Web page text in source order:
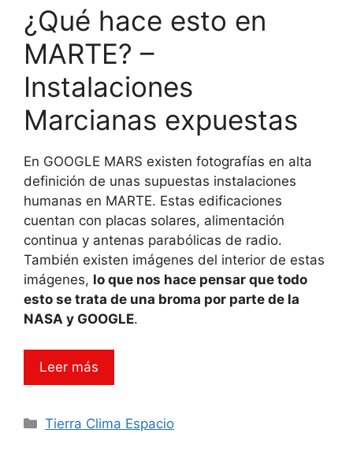
¿Qué hace esto en
MARTE? –
Instalaciones
Marcianas expuestas
En GOOGLE MARS existen fotografías en alta
definición de unas supuestas instalaciones
humanas en MARTE. Estas edificaciones
cuentan con placas solares, alimentación
continua y antenas parabólicas de radio.
También existen imágenes del interior de estas
imágenes, lo que nos hace pensar que todo
esto se trata de una broma por parte de la
NASA y GOOGLE.
Leer más
Categorías
Tierra Clima Espacio